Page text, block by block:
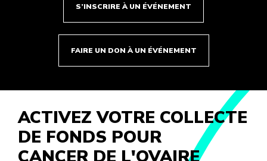
S’INSCRIRE À UN ÉVÉNEMENT
FAIRE UN DON À UN ÉVÉNEMENT
ACTIVEZ VOTRE COLLECTE
DE FONDS POUR